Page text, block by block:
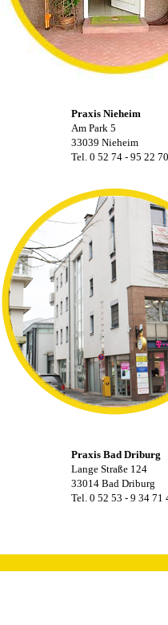
Praxis Nieheim
Am Park 5
33039 Nieheim
Tel. 0 52 74 - 95 22 70
Praxis Bad Driburg
Lange Straße 124
33014 Bad Driburg
Tel. 0 52 53 - 9 34 71